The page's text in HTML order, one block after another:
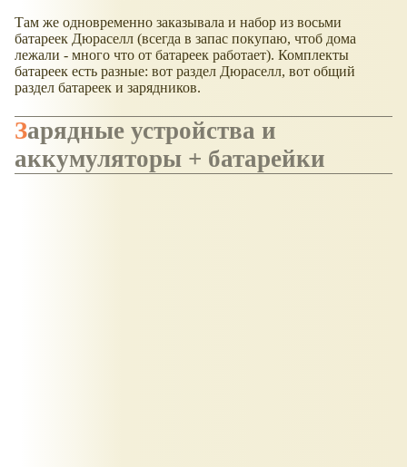
Там же одновременно заказывала и набор из восьми
батареек Дюраселл (всегда в запас покупаю, чтоб дома
лежали - много что от батареек работает). Комплекты
батареек есть разные: вот раздел Дюраселл, вот общий
раздел батареек и зарядников.
Зарядные устройства и
аккумуляторы + батарейки